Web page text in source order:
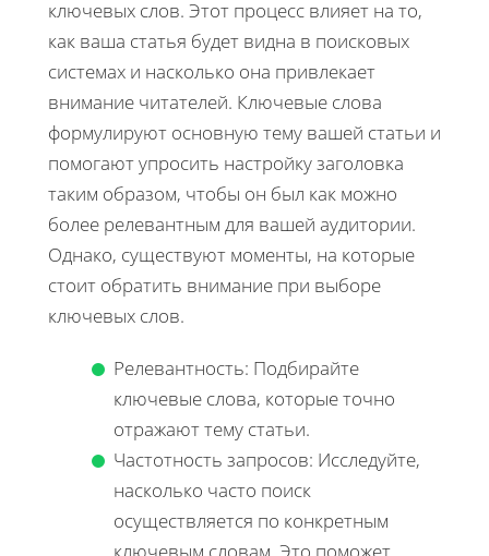
ключевых слов. Этот процесс влияет на то,
как ваша статья будет видна в поисковых
системах и насколько она привлекает
внимание читателей. Ключевые слова
формулируют основную тему вашей статьи и
помогают упросить настройку заголовка
таким образом, чтобы он был как можно
более релевантным для вашей аудитории.
Однако, существуют моменты, на которые
стоит обратить внимание при выборе
ключевых слов.
Релевантность: Подбирайте
ключевые слова, которые точно
отражают тему статьи.
Частотность запросов: Исследуйте,
насколько часто поиск
осуществляется по конкретным
ключевым словам. Это поможет